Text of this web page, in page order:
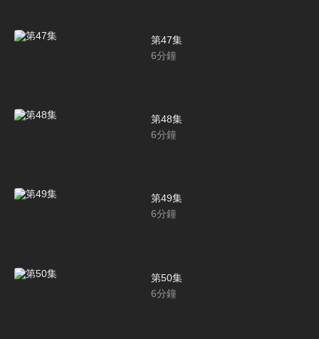
第47集
6分鐘
第48集
6分鐘
第49集
6分鐘
第50集
6分鐘